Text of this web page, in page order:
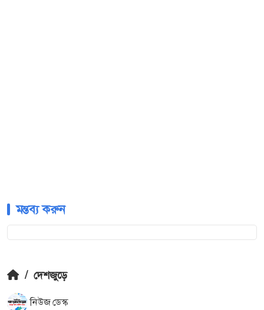
মন্তব্য করুন
/ দেশজুড়ে
নিউজ ডেস্ক